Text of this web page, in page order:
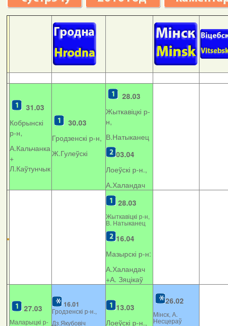
31.03
Кобрынскі
р-н,
А.Кальчанка
+
Л.Каўтунчык
30.03
Гродзенскі р-н,
Ж.Гулеўскі
28.03
Жыткавіцкі р-
н,
В.Натыканец
03.04
Лоеўскі р-н.,
А.Халандач
28.03
Жыткавіцкі р-н,
В. Натыканец
16.04
Мазырскі р-н:
А.Халандач
+А. Зяцікаў
27.03
Маларыцкі р-
16.01
Гродзенскі р-н.,
Дз.Якубовіч
13.03
Лоеўскі р-н.,
26.02
Мінск, А.
Несцераў